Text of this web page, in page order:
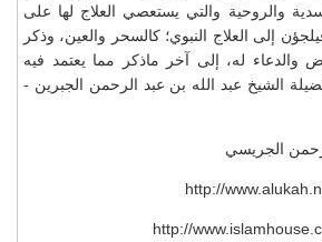
والروحية والتي يستعصي العلاج لها على
إلى العلاج النبوي؛ كالسحر والعين، وذكر
والدعاء له، إلى آخر ماذكر مما يعتمد فيه
الشيخ عبد الله بن عبد الرحمن الجبرين -
الجريسي
http://